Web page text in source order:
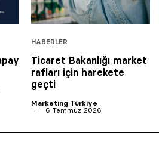
HABERLER
Ticaret Bakanlığı market
rafları için harekete
geçti
Marketing Türkiye
6 Temmuz 2026